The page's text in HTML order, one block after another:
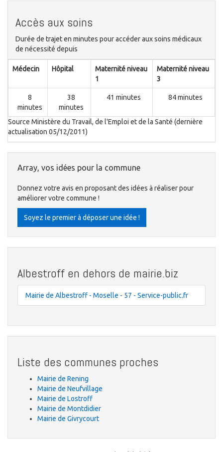
Accès aux soins
Durée de trajet en minutes pour accéder aux soins médicaux
de nécessité depuis
Médecin Hôpital
Maternité niveau
1
Maternité niveau
3
8
minutes
38
minutes
41 minutes 84 minutes
Source Ministère du Travail, de l'Emploi et de la Santé (dernière
actualisation 05/12/2011)
Array, vos idées pour la commune
Donnez votre avis en proposant des idées à réaliser pour
améliorer votre commune !
Soyez le premier à déposer une idée !
Albestroff en dehors de mairie.biz
Mairie de Albestroff - Moselle - 57 - Service-public.fr
Liste des communes proches
Mairie de Rening
Mairie de Neufvillage
Mairie de Lostroff
Mairie de Montdidier
Mairie de Givrycourt